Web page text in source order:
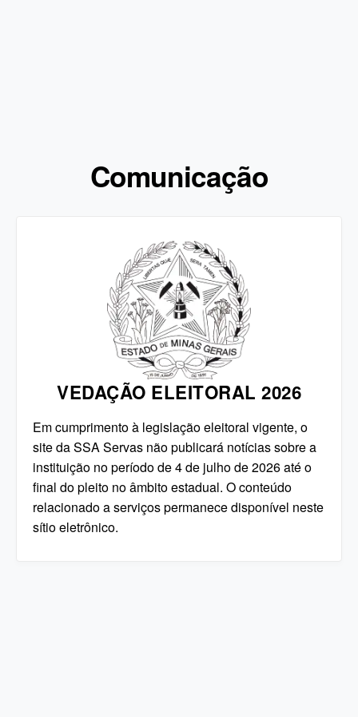
Comunicação
VEDAÇÃO ELEITORAL 2026
Em cumprimento à legislação eleitoral vigente, o
site da SSA Servas não publicará notícias sobre a
instituição no período de 4 de julho de 2026 até o
final do pleito no âmbito estadual. O conteúdo
relacionado a serviços permanece disponível neste
sítio eletrônico.